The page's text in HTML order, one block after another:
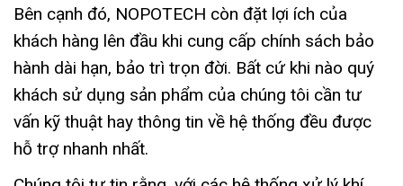
Bên cạnh đó, NOPOTECH còn đặt lợi ích của
khách hàng lên đầu khi cung cấp chính sách bảo
hành dài hạn, bảo trì trọn đời. Bất cứ khi nào quý
khách sử dụng sản phẩm của chúng tôi cần tư
vấn kỹ thuật hay thông tin về hệ thống đều được
hỗ trợ nhanh nhất.